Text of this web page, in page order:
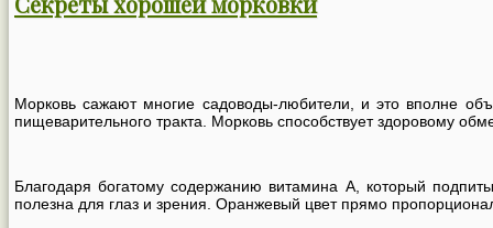
Морковь сажают многие садоводы-любители, и это вполне
пищеварительного тракта. Морковь способствует здоровому
Благодаря богатому содержанию витамина А, который
полезна для глаз и зрения. Оранжевый цвет прямо